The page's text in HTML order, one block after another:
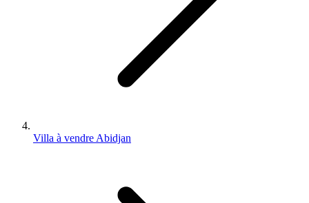
Villa à vendre Abidjan